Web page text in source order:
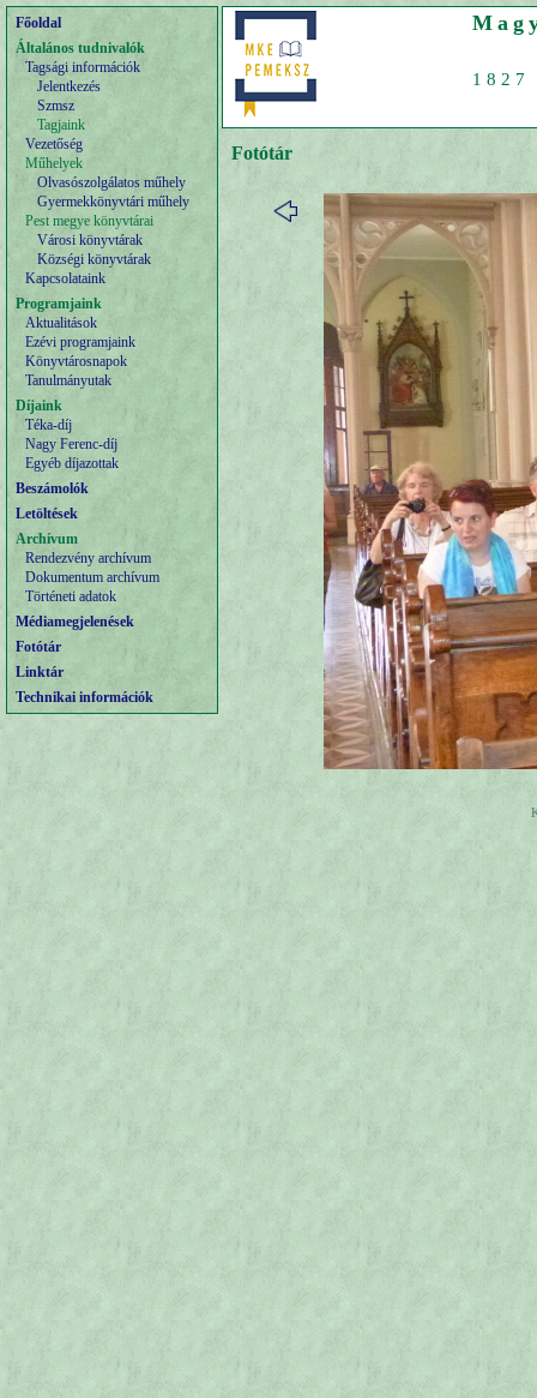
Főoldal
Általános tudnivalók
Tagsági információk
Jelentkezés
Szmsz
Tagjaink
Vezetőség
Műhelyek
Olvasószolgálatos műhely
Gyermekkönyvtári műhely
Pest megye könyvtárai
Városi könyvtárak
Községi könyvtárak
Kapcsolataink
Programjaink
Aktualitások
Ezévi programjaink
Könyvtárosnapok
Tanulmányutak
Díjaink
Téka-díj
Nagy Ferenc-díj
Egyéb díjazottak
Beszámolók
Letöltések
Archívum
Rendezvény archívum
Dokumentum archívum
Történeti adatok
Médiamegjelenések
Fotótár
Linktár
Technikai információk
Fotótár